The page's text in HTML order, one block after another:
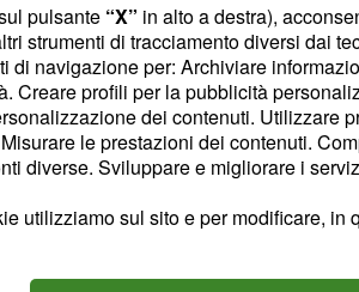
. La diretta dovrebbe
poi, il giorno
partita della
potrebbe essere
la Francia.
le partite
su MTV?
pulsante “X” in alto a destra),
strumenti di tracciamento diversi dai
di navigazione per: Archiviare
Creare profili per la pubblicità
dei contenuti. Utilizzare
le prestazioni dei contenuti.
diverse. Sviluppare e migliorare i
utilizziamo sul sito e per modificare,